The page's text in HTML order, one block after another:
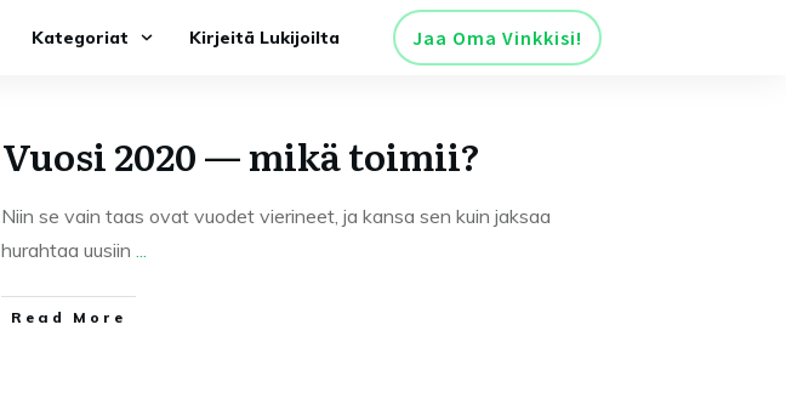
Kategoriat Kirjeitä Lukijoilta Jaa Oma Vinkkisi!
Vuosi 2020 — mikä toimii?
Niin se vain taas ovat vuodet vierineet, ja kansa sen kuin jaksaa
hurahtaa uusiin ...
Read More